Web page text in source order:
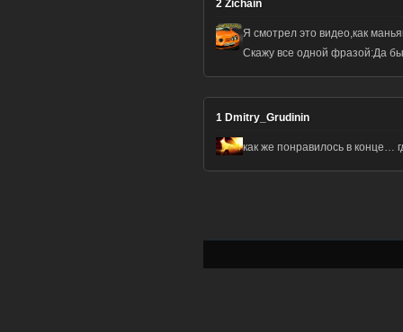
2 Zichain
Я смотрел это видео,как
Скажу все одной фразой:Да
1 Dmitry_Grudinin
как же понравилось в конце…